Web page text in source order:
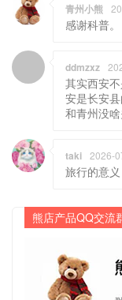
青州小熊
感谢科普。
ddmzxz
其实西安
安是长安
和青州没
taki 2026-
旅行的意
熊店产品QQ交流